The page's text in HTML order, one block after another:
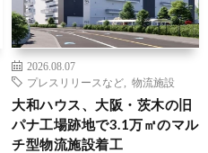
2026.08.07
プレスリリースなど
物流施設
大和ハウス、大阪・茨木の旧
パナ工場跡地で3.1万㎡のマル
チ型物流施設着工